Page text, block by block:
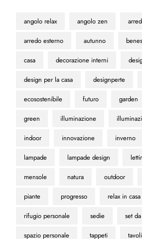
angolo relax angolo zen
arredo esterno autunno
casa decorazione interni
design per la casa designperte
ecosostenibile futuro garden
green illuminazione
indoor innovazione inverno
lampade lampade design
mensole natura outdoor
piante progresso relax in casa
rifugio personale sedie set
spazio personale tappeti tavoli